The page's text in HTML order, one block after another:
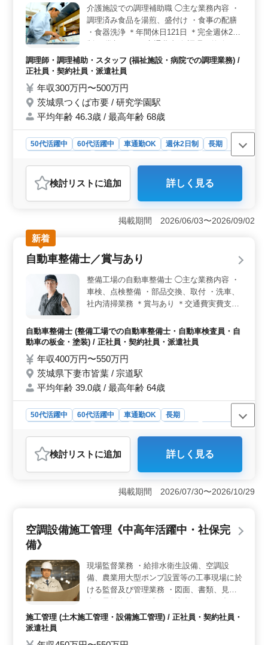
介護施設での調理補助職 ◯主な業務内容 ・
調理済み食品を湯煎、盛付け ・食事の配膳
・食器洗浄 ＊年間休日121日 ＊完全週休2日
ポートできるベテランさんを募集します。
シニア世代のスタッフが活躍している職場で
調理師・調理補助・スタッフ (福祉施設・病院での調理業務) /
正社員・契約社員・派遣社員
年収300万円〜500万円
茨城県つくば市要 / 研究学園駅
平均年齢 46.3歳 / 最高年齢 68歳
50代活躍中 60代活躍中 車通勤OK 週休2日制
長期
契約社員
調理師・調理補助・スタッフ
おすすめポイント
＜年間休日121日・完全週休2日制＞ 完全週休2日制で、
年間休日は121日あります。充分な休みを確保しており、
プライベートと勤務を両立できます。負担を抑えながら
続けやすい条件です。 ＜経験を活かせる調理補助業
務＞ 介護施設での調理補助として、湯煎・盛付け、配
膳、食器洗浄を担当します。調理経験1年以上ある方が対
象です。これまでの調理経験を活かし、即戦力として活
躍できます。 ＜通勤負担が少ない＞ 車通勤が可能
です。交通費支給のため、通勤面の負担を抑えながら勤
務できます。継続して働きやすい環境です。
検討リスト に追加 詳しく見る
掲載期間 2026/06/03〜2026/09/02
新着
自動車整備士／賞与あり
整備工場の自動車整備士 ◯主な業務内容 ・
車検、点検整備 ・部品交換、取付 ・洗車、
社内清掃業務 ＊賞与あり ＊交通費実費支給
場完備） シニアスタッフが活躍する職場で
す！ 車のメンテナンスを安心しておまかせ
ひご応募お待ちしております。
自動車整備士 (整備工場での自動車整備士・自動車検査員・自
動車の板金・塗装) / 正社員・契約社員・派遣社員
年収400万円〜550万円
茨城県下妻市皆葉 / 宗道駅
平均年齢 39.0歳 / 最高年齢 64歳
50代活躍中 60代活躍中 車通勤OK
長期
派遣社員
おすすめポイント
＜待遇面の安心感＞ 賞与は年2回・交通費は実費支給で
上限なし、マイカー通勤も可能で無料駐車場完備です。
充実した待遇のもと、日々の負担を抑えながら長期的に
整備経験のある整備士有資格者が応募可能で、車検や点
検整備など、これまで培った技術をそのまま活かせるお
業は月10時間程度と少なめで、日祝休み・長期休暇も確
保しています。就業時間も固定しており生活リズムを整
えやすく、腰を据えて働きたい方におすすめです。
検討リスト に追加 詳しく見る
掲載期間 2026/07/30〜2026/10/29
空調設備施工管理《中高年活躍中・社保完
備》
現場監督業務 ・給排水衛生設備、空調設
備、農業用大型ポンプ設置等の工事現場に於
ける監督及び管理業務 ・図面、書類、見積
せ、下請の手配 60代スタッフも活躍中！ ベ
施工管理 (土木施工管理・設備施工管理) / 正社員・契約社員・
派遣社員